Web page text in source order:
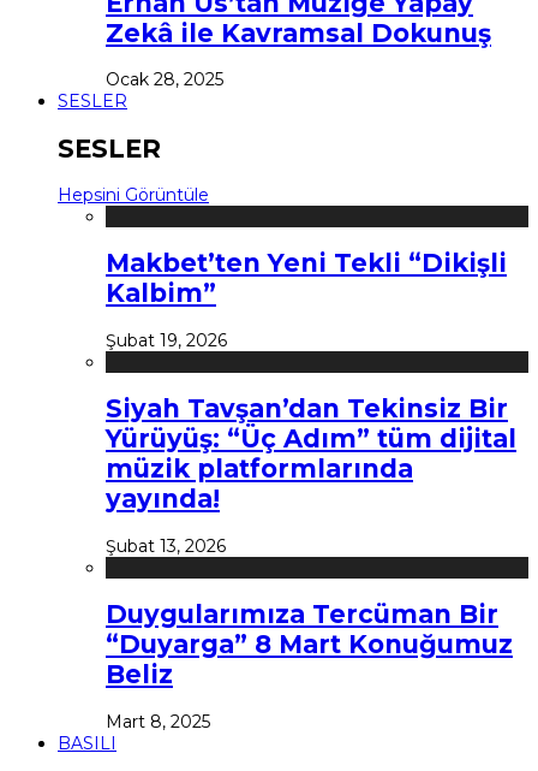
Zekâ ile Kavramsal Dokunuş
Ocak 28, 2025
SESLER
SESLER
Hepsini Görüntüle
Makbet’ten Yeni Tekli “Dikişli
Kalbim”
Şubat 19, 2026
Siyah Tavşan’dan Tekinsiz Bir
Yürüyüş: “Üç Adım” tüm dijital
müzik platformlarında
yayında!
Şubat 13, 2026
Duygularımıza Tercüman Bir
“Duyarga” 8 Mart Konuğumuz
Beliz
Mart 8, 2025
BASILI